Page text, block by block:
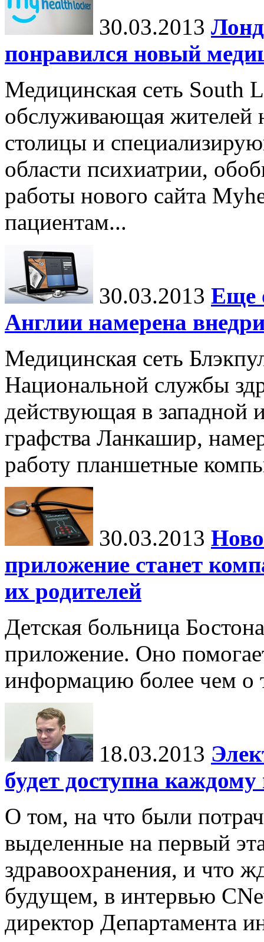
30.03.2013
понравился новый
Медицинская сеть South
обслуживающая жителей
столицы и
области психиатрии,
работы нового сайта
пациентам...
30.03.2013 Еще
Англии намерена
Медицинская сеть
Национальной службы
действующая в западной
графства Ланкашир,
работу планшетные
30.03.2013
приложение станет
их родителей
Детская больница
приложение. Оно
информацию более чем о
18.03.2013
будет доступна каждому
О том, на что были
выделенные на первый
здравоохранения, и что
будущем, в интервью
директор Департамента